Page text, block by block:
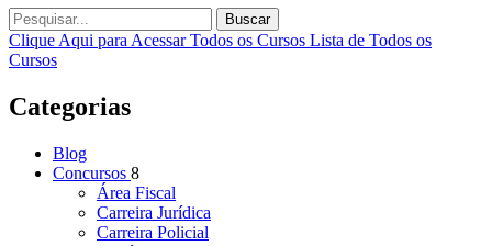
Buscar
Clique Aqui para Acessar Todos os Cursos Lista de Todos os
Cursos
Categorias
Blog
Concursos 8
Área Fiscal
Carreira Jurídica
Carreira Policial